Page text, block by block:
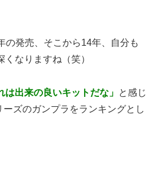
の発売、そこから14年、自分も
なりますね（笑）
は出来の良いキットだな」 と感じ
ズのガンプラをランキングとし